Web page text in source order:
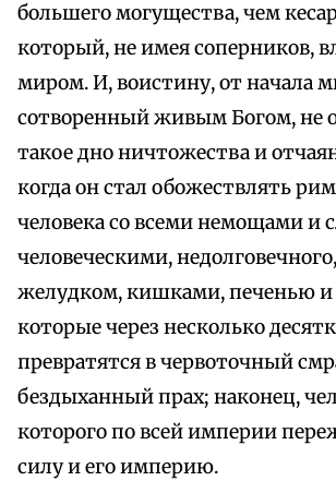
большего могущества, чем
который, не имея соперников,
миром. И, воистину, от начала
сотворенный живым Богом, не
такое дно ничтожества и
когда он стал обожествлять
человека со всеми немощами и
человеческими,
желудком, кишками, печенью и
которые через несколько
превратятся в червоточный
бездыханный прах; наконец,
которого по всей империи
силу и его империю.